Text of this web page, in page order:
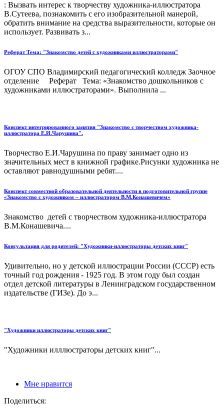
: Вызвать интерес к творчеству художника-иллюстратора
В.Сутеева, познакомить с его изобразительной манерой,
обратить внимание на средства выразительности, которые он
использует. Развивать з...
Реферат Тема: "Знакомство детей с художниками иллюстраторами"
ОГОУ СПО Владимирский педагогический колледж Заочное
отделение Реферат Тема: «Знакомство дошкольников с
художниками иллюстраторами». Выполнила ...
Конспект интегрированного занятия "Знакомство с творчеством художника-
иллюстратора Е.И.Чарушина".
Творчество Е.И.Чарушина по праву занимает одно из
значительных мест в книжной графике.Рисунки художника не
оставляют равнодушными ребят....
Конспект совместной образовательной деятельности в подготовительной группе
«Знакомство с художником – иллюстратором В.М.Конашевичем»
Знакомство детей с творчеством художника-иллюстратора
В.М.Конашевича....
Консультация для родителей: "Художники-иллюстраторы детских книг"
Удивительно, но у детской иллюстрации России (СССР) есть
точный год рождения - 1925 год. В этом году был создан
отдел детской литературы в Ленинградском государственном
издательстве (ГИЗе). До э...
"Художники иллюстраторы детских книг"
"Художники илллюстраторы детских книг"...
Мне нравится
Поделиться: